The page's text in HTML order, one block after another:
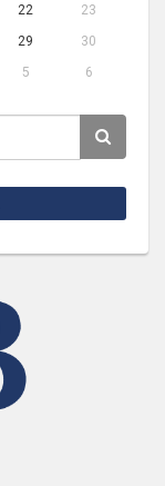
22
23
29
30
5 6